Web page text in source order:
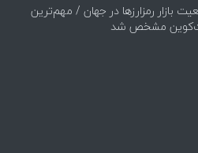
بازار رمزارزها در جهان / مهم‌ترین
مشخص شد